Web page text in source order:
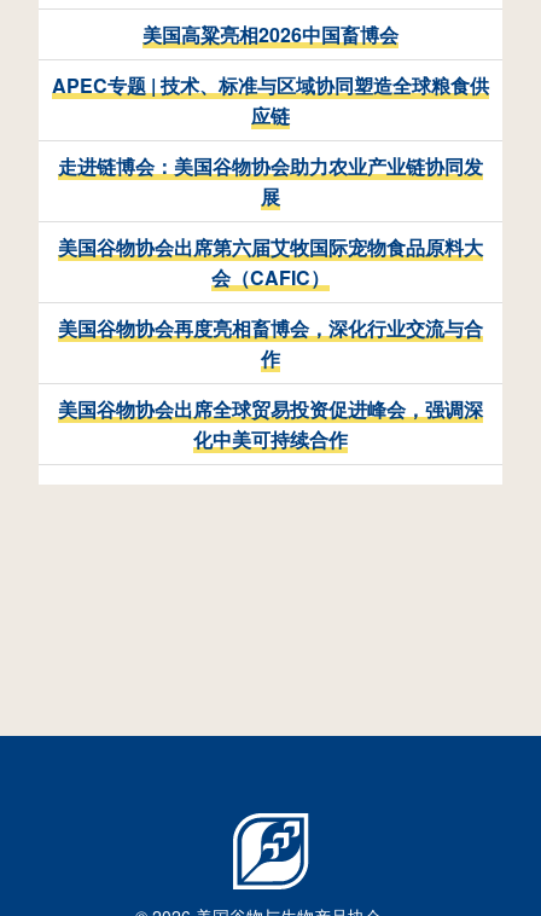
美国高粱亮相2026中国畜博会
APEC专题 | 技术、标准与区域协同塑造全球粮食供
应链
走进链博会：美国谷物协会助力农业产业链协同发
展
美国谷物协会出席第六届艾牧国际宠物食品原料大
会（CAFIC）
美国谷物协会再度亮相畜博会，深化行业交流与合
作
美国谷物协会出席全球贸易投资促进峰会，强调深
化中美可持续合作